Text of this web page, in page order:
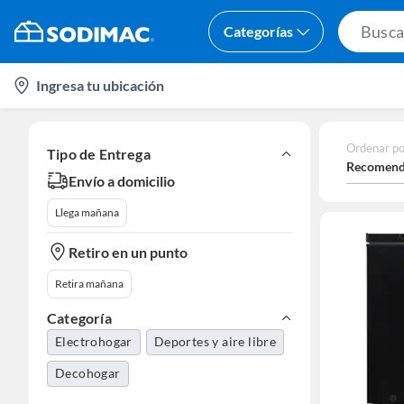
Categorías
location-
icon
Ingresa tu ubicación
Tipo de Entrega
Envío a domicilio
Llega mañana
Retiro en un punto
Retira mañana
Categoría
Electrohogar Deportes y aire libre
Decohogar
Ordenar